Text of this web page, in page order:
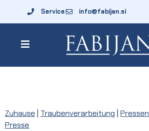
Service info@fabijan.si
Zuhause Traubenverarbeitung Pressen
Presse